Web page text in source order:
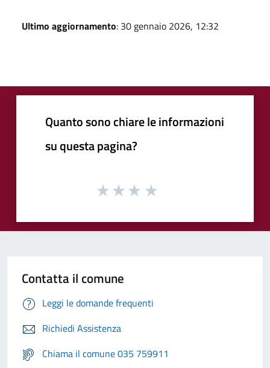
Ultimo aggiornamento: 30 gennaio 2026, 12:32
Quanto sono chiare le informazioni
su questa pagina?
Contatta il comune
Leggi le domande frequenti
Richiedi Assistenza
Chiama il comune 035 759911